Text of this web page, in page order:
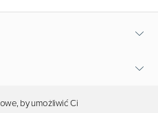
by umożliwić Ci